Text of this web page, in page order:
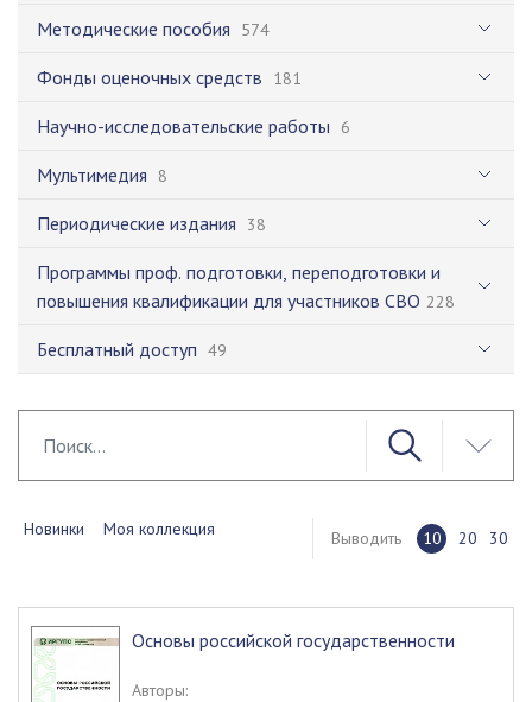
Методические пособия 574
Фонды оценочных средств 181
Научно-исследовательские работы 6
Мультимедия 8
Периодические издания 38
Программы проф. подготовки, переподготовки и
повышения квалификации для участников СВО 228
Бесплатный доступ 49
Новинки Моя коллекция Выводить 10 20 30
Основы российской государственности
Авторы: